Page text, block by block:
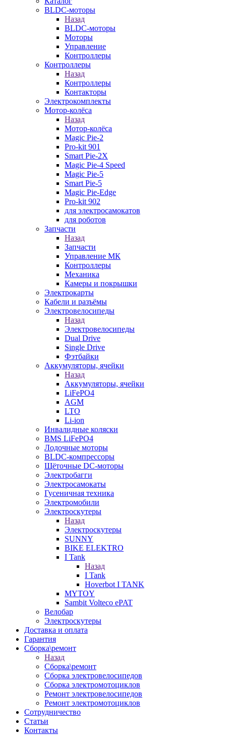
BLDC-моторы
Назад
BLDC-моторы
Моторы
Управление
Контроллеры
Контроллеры
Назад
Контроллеры
Контакторы
Электрокомплекты
Мотор-колёса
Назад
Мотор-колёса
Magic Pie-2
Pro-kit 901
Smart Pie-2X
Magic Pie-4 Speed
Magic Pie-5
Smart Pie-5
Magic Pie-Edge
Pro-kit 902
для электросамокатов
для роботов
Запчасти
Назад
Запчасти
Управление МК
Контроллеры
Механика
Камеры и покрышки
Электрокарты
Кабели и разъёмы
Электровелосипеды
Назад
Электровелосипеды
Dual Drive
Single Drive
Фэтбайки
Аккумуляторы, ячейки
Назад
Аккумуляторы, ячейки
LiFePO4
AGM
LTO
Li-ion
Инвалидные коляски
BMS LiFePO4
Лодочные моторы
BLDC-компрессоры
Щёточные DC-моторы
Электробагги
Электросамокаты
Гусеничная техника
Электромобили
Электроскутеры
Назад
Электроскутеры
SUNNY
BIKE ELEKTRO
I Tank
Назад
I Tank
Hoverbot I TANK
MYTOY
Sambit Volteco ePAT
Велобар
Электроскутеры
Доставка и оплата
Гарантия
Сборка\ремонт
Назад
Сборка\ремонт
Сборка электровелосипедов
Сборка электромотоциклов
Ремонт электровелосипедов
Ремонт электромотоциклов
Сотрудничество
Статьи
Контакты